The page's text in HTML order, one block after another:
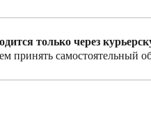
только через
принять самостоятельный